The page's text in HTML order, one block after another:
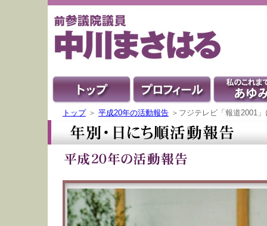
トップ＞ 平成20年の活動報告 ＞フジテレビ「報道2001